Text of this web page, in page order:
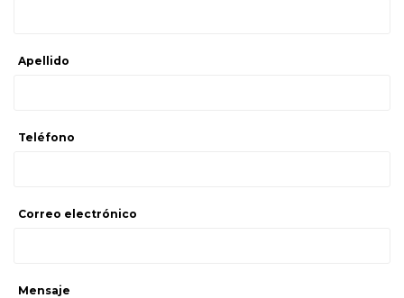
Apellido
Teléfono
Correo electrónico
Mensaje